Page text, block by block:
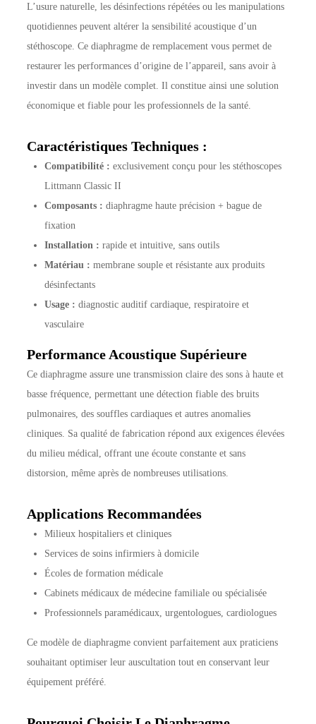
L’usure naturelle, les désinfections répétées ou les manipulations
quotidiennes peuvent altérer la sensibilité acoustique d’un
stéthoscope. Ce diaphragme de remplacement vous permet de
restaurer les performances d’origine de l’appareil, sans avoir à
investir dans un modèle complet. Il constitue ainsi une solution
économique et fiable pour les professionnels de la santé.
Caractéristiques Techniques :
Compatibilité : exclusivement conçu pour les stéthoscopes
Littmann Classic II
Composants : diaphragme haute précision + bague de
fixation
Installation : rapide et intuitive, sans outils
Matériau : membrane souple et résistante aux produits
désinfectants
Usage : diagnostic auditif cardiaque, respiratoire et
vasculaire
Performance Acoustique Supérieure
Ce diaphragme assure une transmission claire des sons à haute et
basse fréquence, permettant une détection fiable des bruits
pulmonaires, des souffles cardiaques et autres anomalies
cliniques. Sa qualité de fabrication répond aux exigences élevées
du milieu médical, offrant une écoute constante et sans
distorsion, même après de nombreuses utilisations.
Applications Recommandées
Milieux hospitaliers et cliniques
Services de soins infirmiers à domicile
Écoles de formation médicale
Cabinets médicaux de médecine familiale ou spécialisée
Professionnels paramédicaux, urgentologues, cardiologues
Ce modèle de diaphragme convient parfaitement aux praticiens
souhaitant optimiser leur auscultation tout en conservant leur
équipement préféré.